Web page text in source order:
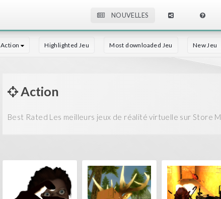
NOUVELLES
Action Highlighted Jeu Most downloaded Jeu New Jeu
Action
Best Rated Les meilleurs jeux de réalité virtuelle sur Store